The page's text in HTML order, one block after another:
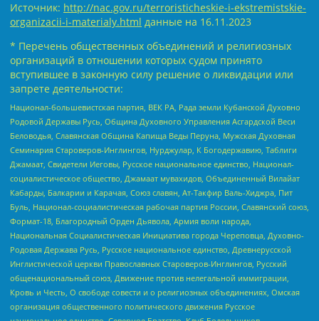
Источник: http://nac.gov.ru/terroristicheskie-i-ekstremistskie-
organizacii-i-materialy.html данные на 16.11.2023
* Перечень общественных объединений и религиозных
организаций в отношении которых судом принято
вступившее в законную силу решение о ликвидации или
запрете деятельности:
Национал-большевистская партия, ВЕК РА, Рада земли Кубанской Духовно
Родовой Державы Русь, Община Духовного Управления Асгардской Веси
Беловодья, Славянская Община Капища Веды Перуна, Мужская Духовная
Семинария Староверов-Инглингов, Нурджулар, К Богодержавию, Таблиги
Джамаат, Свидетели Иеговы, Русское национальное единство, Национал-
социалистическое общество, Джамаат мувахидов, Объединенный Вилайат
Кабарды, Балкарии и Карачая, Союз славян, Ат-Такфир Валь-Хиджра, Пит
Буль, Национал-социалистическая рабочая партия России, Славянский союз,
Формат-18, Благородный Орден Дьявола, Армия воли народа,
Национальная Социалистическая Инициатива города Череповца, Духовно-
Родовая Держава Русь, Русское национальное единство, Древнерусской
Инглистической церкви Православных Староверов-Инглингов, Русский
общенациональный союз, Движение против нелегальной иммиграции,
Кровь и Честь, О свободе совести и о религиозных объединениях, Омская
организация общественного политического движения Русское